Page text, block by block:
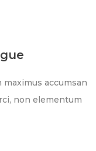
accumsan
non elementum